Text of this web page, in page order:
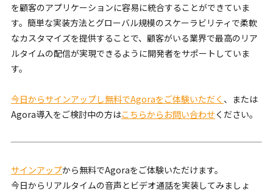
を顧客のアプリケーションに容易に統合することができていま
す。簡単な実装方法とグローバル規模のスケーラビリティで柔軟
なカスタマイズを提供することで、顧客がいる業界で最高のリア
ルタイムの配信が実現できるように開発者をサポートしていま
す。
今日からサインアップし無料でAgoraをご体験いただく 、または
Agora導入をご検討中の方はこちらからお問い合わせ ください。
サインアップから無料でAgoraをご体験いただけます。
今日からリアルタイムの音声とビデオ通話を実装してみましょ